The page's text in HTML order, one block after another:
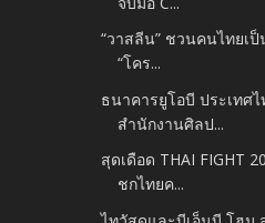
“วาสลีน” ชวนคนไทยเ
“โคร...
ธนาคารยูโอบี ประเทศ
สำนักงานศิลป...
สุดเดือด THAI FIGHT
ชกไทยค...